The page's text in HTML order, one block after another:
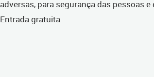
adversas, para segurança das pessoas e
Entrada gratuita